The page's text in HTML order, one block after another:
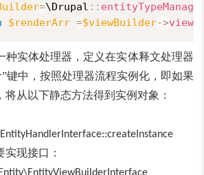
=\Drupal : :
$renderArr =$viewBuilder->
种实体处理器，定义在实体释文处理器
”键中，按照处理器流程实例化，即如果
将从以下静态方法得到实例对象：
现接口：